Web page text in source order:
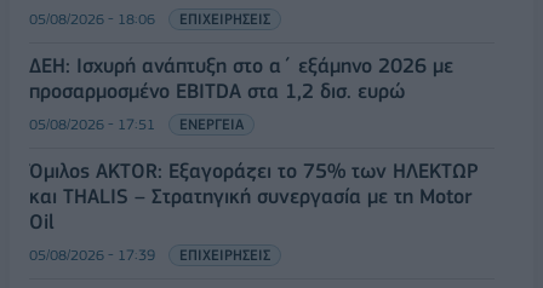
05/08/2026 - 18:06 ΕΠΙΧΕΙΡΗΣΕΙΣ
ΔΕΗ: Ισχυρή ανάπτυξη στο α΄ εξάμηνο 2026 με
προσαρμοσμένο EBITDA στα 1,2 δισ. ευρώ
05/08/2026 - 17:51 ΕΝΕΡΓΕΙΑ
Όμιλος AKTOR: Εξαγοράζει το 75% των ΗΛΕΚΤΩΡ
και THALIS – Στρατηγική συνεργασία με τη Motor
Oil
05/08/2026 - 17:39 ΕΠΙΧΕΙΡΗΣΕΙΣ